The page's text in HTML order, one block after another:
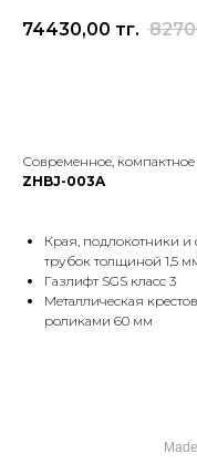
74430,00 тг.
Современное,
ZHBJ-003A
Края, подлокотники и
трубок толщиной 1,5
Газлифт SGS класс 3
Металлическая
роликами 60 мм